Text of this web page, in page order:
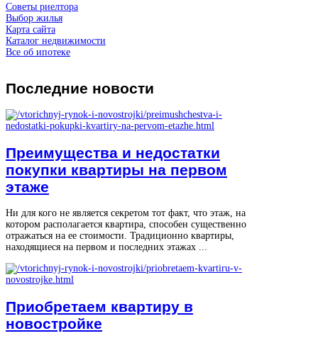
Советы риелтора
Выбор жилья
Карта сайта
Каталог недвижимости
Все об ипотеке
Последние новости
Преимущества и недостатки
покупки квартиры на первом
этаже
Ни для кого не является секретом тот факт, что этаж, на
котором располагается квартира, способен существенно
отражаться на ее стоимости. Традиционно квартиры,
находящиеся на первом и последних этажах ...
Приобретаем квартиру в
новостройке